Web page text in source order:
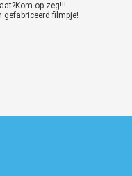
op zeg!!!
gefabriceerd filmpje!